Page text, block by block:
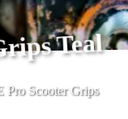
Teal
Pro Scooter Grips